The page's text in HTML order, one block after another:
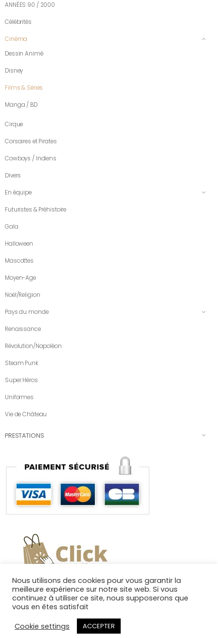
ANNÉES 90 / 2000
Célébrités
Cinéma
Dessin Animé
Disney
Films & Séries
Manga / BD
Cirque
Corsaires et Pirates
Cowboys / Indiens
Divers
En équipe
Futuristes & Préhistoire
Gala
Halloween
Mascottes
Moyen-Age
Noël/Religion
Pays du monde
Renaissance
Révolution/Napoléon
Steam Punk
Super Héros
Uniformes
Vie de Château
PRESTATIONS
Copyright 2025. Tous droits réservés.
Nous utilisons des cookies pour vous garantir la
meilleure expérience sur notre site web. Si vous
continuez à utiliser ce site, nous supposerons que
vous en êtes satisfait
Cookie settings
ACCEPTER